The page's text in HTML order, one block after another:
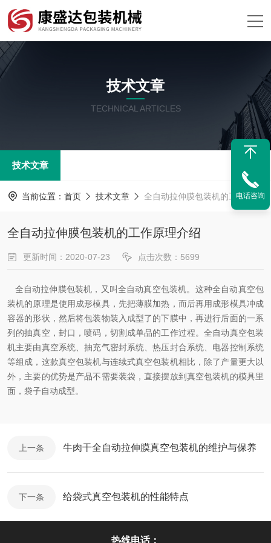
技术文章
TECHNICAL ARTICLES
技术文章
当前位置： 首页 技术文章 全自动拉伸膜包装机的工作原理介绍
全自动拉伸膜包装机的工作原理介绍
更新时间：2020-07-23 点击次数：5699
全自动拉伸膜包装机，又叫全自动真空包装机。这种全自动真空包
装机的原理是使用成形模具，先把薄膜加热，而后再用成形模具冲成
容器的形状，然后将包装物装入成型了的下膜中，再进行后面的一系
列的抽真空，封口，喷码，切割成单品的工作过程。全自动真空包装
机主要由真空系统、抽充气密封系统、热压封合系统、电器控制系统
等组成，这款真空包装机与连续式真空包装机相比，除了产量更大以
外，主要的优势是产品不需要装袋，直接摆放到真空包装机的模具里
面，袋子自动成型。
上一条 牛肉干全自动拉伸膜真空包装机的维护与保养
下一条 给袋式真空包装机的性能特点
热线电话：
电话咨询